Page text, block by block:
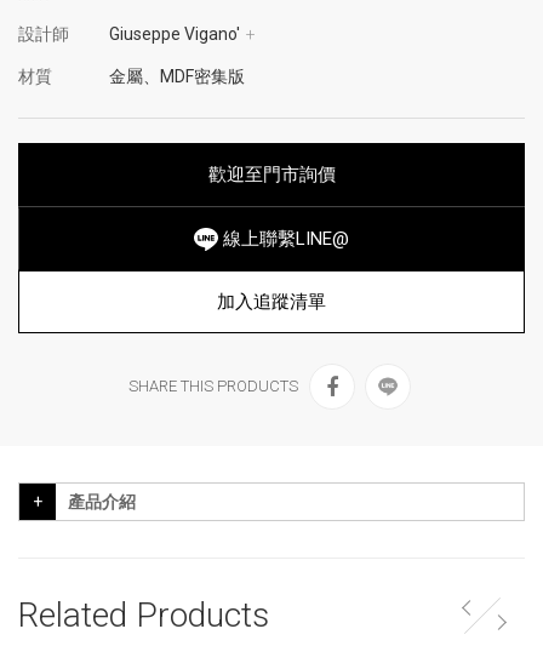
設計師 Giuseppe Vigano' +
材質 金屬、MDF密集版
歡迎至門市詢價
線上聯繫LINE@
加入追蹤清單
SHARE THIS PRODUCTS
產品介紹
Related Products